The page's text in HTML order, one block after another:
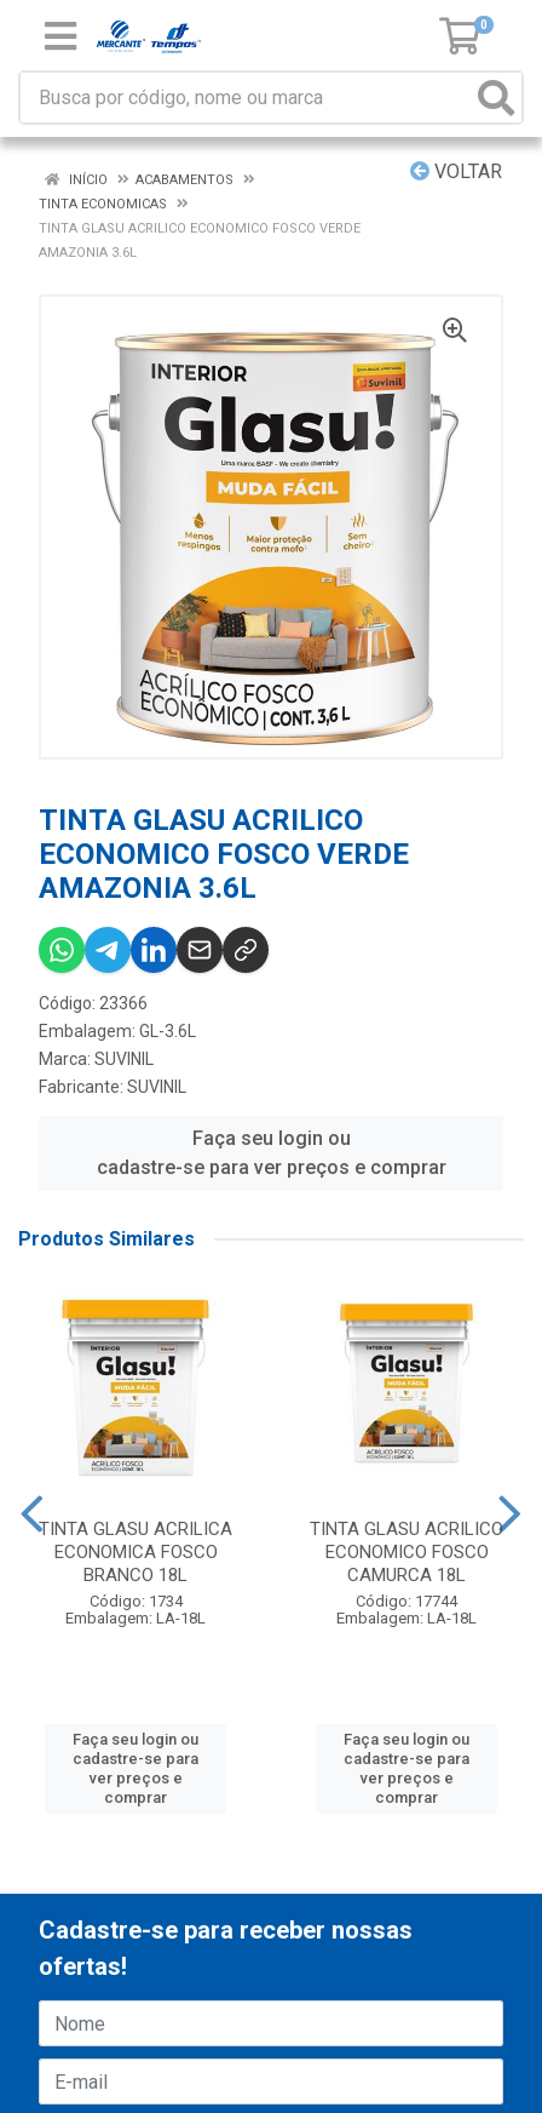
0
VOLTAR
INÍCIO
ACABAMENTOS
TINTA ECONOMICAS
TINTA GLASU ACRILICO ECONOMICO FOSCO VERDE
AMAZONIA 3.6L
TINTA GLASU ACRILICO
ECONOMICO FOSCO VERDE
AMAZONIA 3.6L
Código: 23366
Embalagem: GL-3.6L
Marca: SUVINIL
Fabricante: SUVINIL
Faça seu login ou
cadastre-se para ver preços e comprar
Produtos Similares
TINTA GLASU ACRILICA
ECONOMICA FOSCO
BRANCO 18L
Código: 1734
Embalagem: LA-18L
Faça seu login ou
cadastre-se para
ver preços e
comprar
TINTA GLASU ACRILICO
ECONOMICO FOSCO
CAMURCA 18L
Código: 17744
Embalagem: LA-18L
Faça seu login ou
cadastre-se para
ver preços e
comprar
Cadastre-se para receber nossas
ofertas!